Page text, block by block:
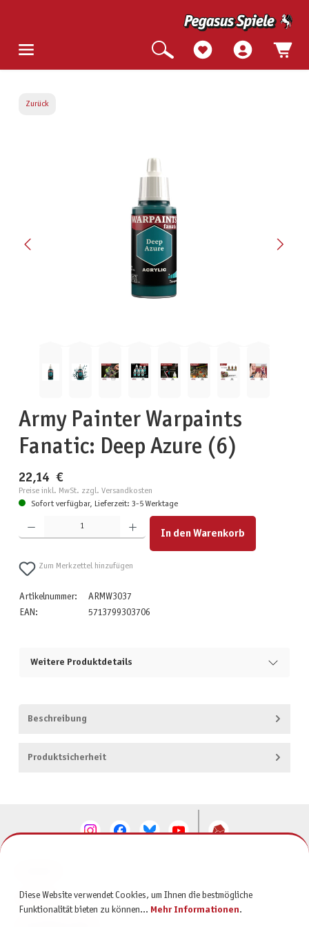
Zurück
Army Painter Warpaints
Fanatic: Deep Azure (6)
22,14 €
Preise inkl. MwSt. zzgl. Versandkosten
Sofort verfügbar, Lieferzeit: 3-5 Werktage
Produkt Anzahl: Gib den gewünschten Wert ein oder benutze die Schaltflächen um die Anzahl zu
In den Warenkorb
Zum Merkzettel hinzufügen
Artikelnummer:
ARMW3037
EAN:
5713799303706
Weitere Produktdetails
Beschreibung
Produktsicherheit
SERVICE
Diese Website verwendet Cookies, um Ihnen die bestmögliche
Funktionalität bieten zu können... Mehr Informationen.